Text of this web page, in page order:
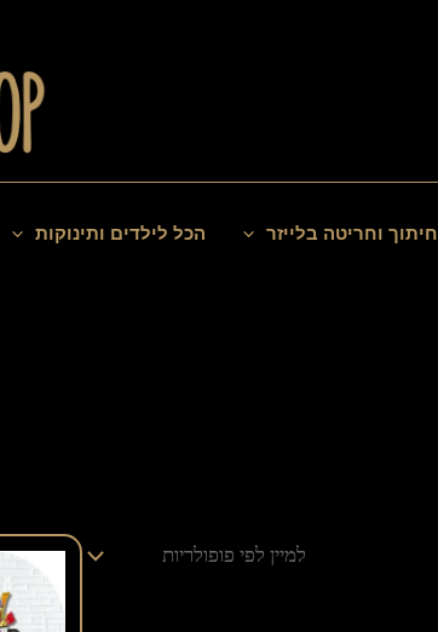
חיתוך וחריטה בלייזר הכל לילדים ותינוקות